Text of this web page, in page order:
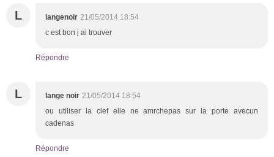
L langenoir 21/05/2014 18:54
c est bon j ai trouver
Répondre
L lange noir 21/05/2014 18:54
ou utiliser la clef elle ne amrchepas sur la porte avecun
cadenas
Répondre